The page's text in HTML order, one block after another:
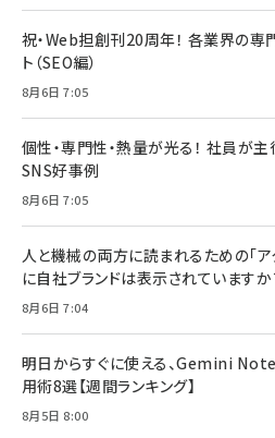
祝・Web担創刊20周年！ 各業界の専
ト（SEO編）
8月6日 7:05
個性・専門性・熱量が光る！ 社員が
SNS好事例
8月6日 7:05
人と機械の両方に読まれるための「ア
に自社ブランドは表示されていますか
8月6日 7:04
明日からすぐに使える、Gemini
用術8選【週間ランキング】
8月5日 8:00